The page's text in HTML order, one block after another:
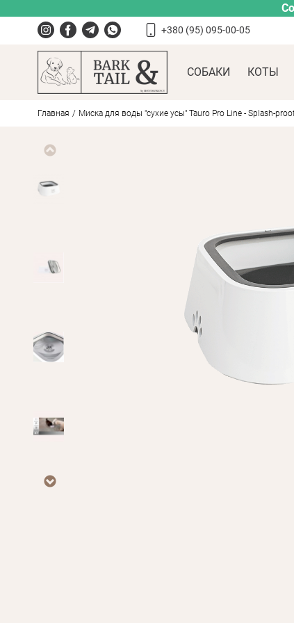
+380 (95) 095-00-05
СОБАКИ КОТЫ
Главная Миска для воды "сухие усы" Tauro Pro Line - Splash-